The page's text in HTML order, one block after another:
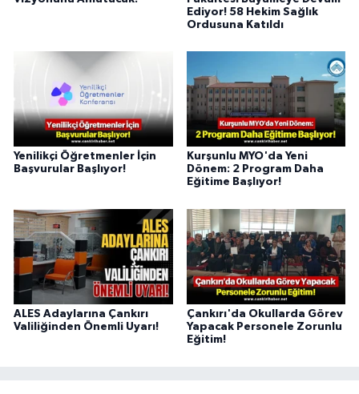
Ediyor! 58 Hekim Sağlık
Ordusuna Katıldı
Yenilikçi Öğretmenler İçin
Başvurular Başlıyor!
Kurşunlu MYO'da Yeni
Dönem: 2 Program Daha
Eğitime Başlıyor!
ALES Adaylarına Çankırı
Valiliğinden Önemli Uyarı!
Çankırı'da Okullarda Görev
Yapacak Personele Zorunlu
Eğitim!